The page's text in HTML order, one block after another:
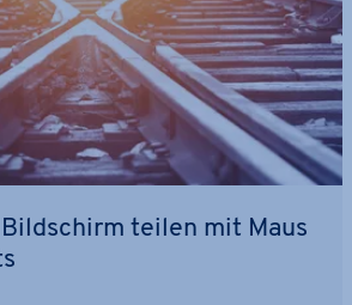
Bild­schirm teilen mit Maus